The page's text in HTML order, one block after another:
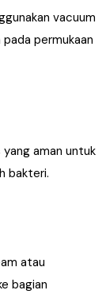
vacuum
permukaan
yang aman untuk
bakteri.
atau
bagian